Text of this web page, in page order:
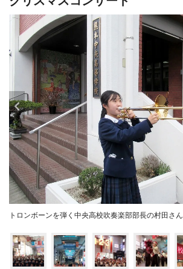
トロンボーンを弾く中央高校吹奏楽部部長の村田さん